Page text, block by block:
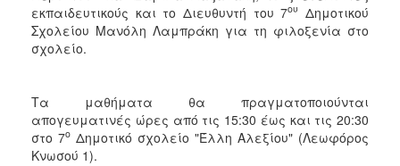
εκπαιδευτικούς και το Διευθυντή του 7ου Δημοτικού
Σχολείου Μανόλη Λαμπράκη για τη φιλοξενία στο
σχολείο.
Τα μαθήματα θα πραγματοποιούνται
απογευματινές ώρες από τις 15:30 έως και τις 20:30
στο 7ο Δημοτικό σχολείο "Έλλη Αλεξίου" (Λεωφόρος
Κνωσού 1).